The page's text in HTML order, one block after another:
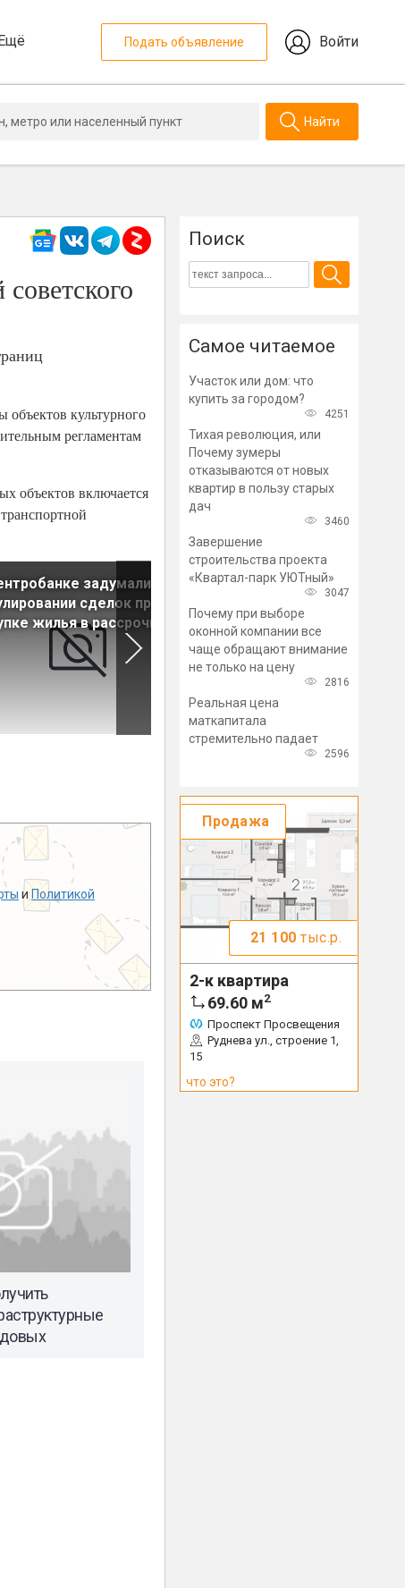
Подать объявление Войти
Найти
культурного
регламентам
объектов включается
задумались о
сделок при
жилья в рассрочку
Правительство одобрило
поправки в Земельный
РФ
и Политикой
Поиск
Самое читаемое
Участок или дом: что
купить за городом?
4251
Тихая революция, или
Почему зумеры
отказываются от новых
квартир в пользу старых
дач
3460
Завершение
строительства проекта
«Квартал-парк УЮТный»
3047
Почему при выборе
оконной компании все
чаще обращают внимание
не только на цену
2816
Реальная цена
маткапитала
стремительно падает
2596
Продажа
21 100 тыс.р.
2-к квартира
69.60 м2
Проспект Просвещения
Руднева ул., строение 1,
15
что это?